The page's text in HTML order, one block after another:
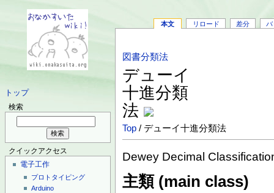
トップ
検索
クイックアクセス
電子工作
プロトタイピング
Arduino
本文 リロード 差分 バ
図書分類法
デューイ
十進分類
法
Top / デューイ十進分類法
Dewey Decimal
主類 (main class)